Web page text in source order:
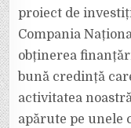
proiect de
Compania
obținerea
bună credință
activitatea
apărute pe unele